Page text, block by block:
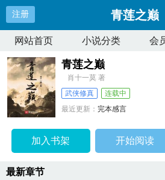
注册 青莲之巅
网站首页 小说分类 会
青莲之巅
肖十一莫 著
武侠修真
连载中
最近更新：完本感言
加入书架 开始阅读
最新章节